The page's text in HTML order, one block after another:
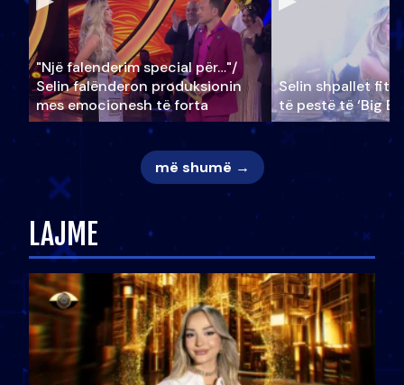
"Një falenderim special për…"/
Selin falënderon produksionin
mes emocionesh të forta
Selin shpallet
të pestë të ‘Big
më shumë →
LAJME